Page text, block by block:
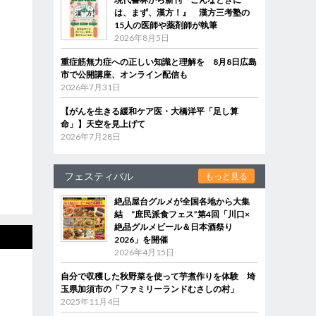
は、まず、漢方！』 漢方三考塾の
15人の医師や薬剤師が執筆
2026年8月5日
重症筋無力症への正しい知識と理解を 8月8日広島
市で公開講座、オンライン配信も
2026年7月31日
【がんを生きる緩和ケア医・大橋洋平「足し算
命」】天空を見上げて
2026年7月28日
フェスティバル もっと見る
絶品屋台グルメが全国各地から大集
結 “庶民派食フェス”第4回「川口×
絶品グルメビール＆日本酒祭り
2026」を開催
2026年4月15日
自分で収穫した秋野菜を使って芋煮作りを体験 埼
玉県加須市の「ファミリーランドむさしの村」
2025年11月4日